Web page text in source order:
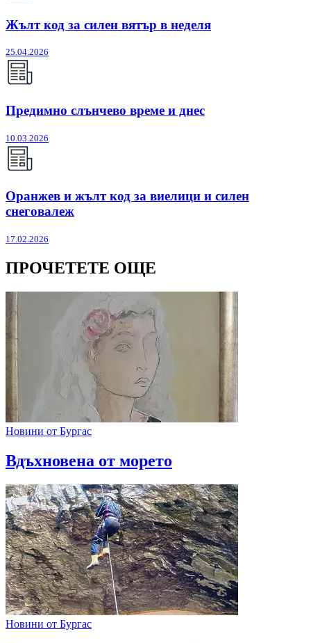
Жълт код за силен вятър в неделя
25.04.2026
Предимно слънчево време и днес
10.03.2026
Оранжев и жълт код за виелици и силен
снеговалеж
17.02.2026
ПРОЧЕТЕТЕ ОЩЕ
Новини от Бургас
Вдъхновена от морето
Новини от Бургас